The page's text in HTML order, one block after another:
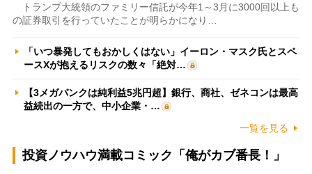
トランプ大統領のファミリー信託が今年1～3月に3000回以上も
の証券取引を行っていたことが明らかになり…
「いつ暴発してもおかしくはない」イーロン・マスク氏とスペ
ースXが抱えるリスクの数々「絶対…
【3メガバンクは純利益5兆円超】銀行、商社、ゼネコンは最高
益続出の一方で、中小企業・…
一覧を見る
投資ノウハウ満載コミック「俺がカブ番長！」